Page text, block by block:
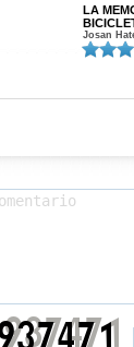
LA
Josan